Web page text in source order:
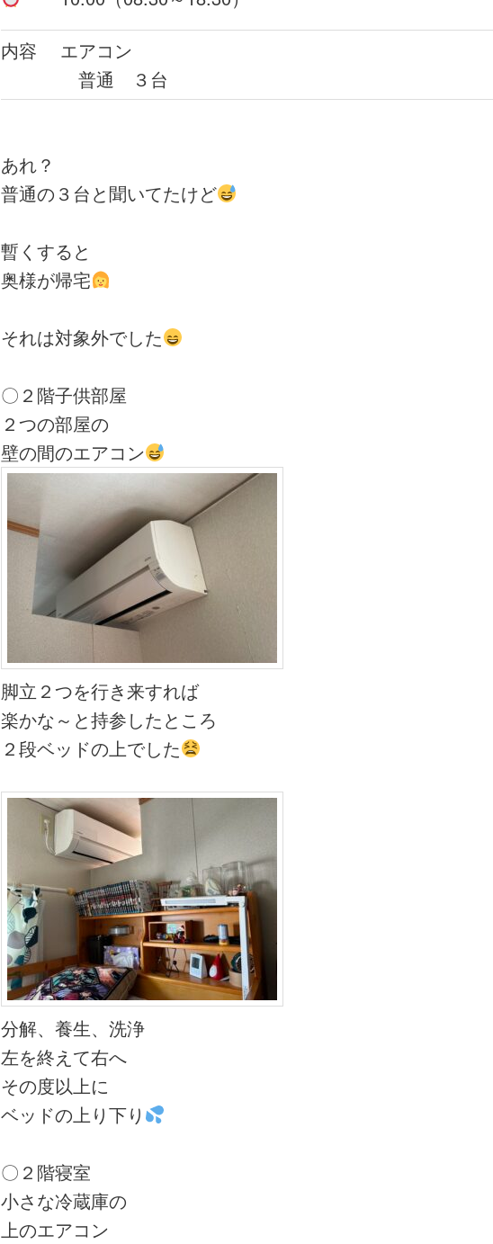
内容
エアコン
普通 ３台
あれ？
普通の３台と聞いてたけど
暫くすると
奥様が帰宅
それは対象外でした
〇２階子供部屋
２つの部屋の
壁の間のエアコン
脚立２つを行き来すれば
楽かな～と持参したところ
２段ベッドの上でした
分解、養生、洗浄
左を終えて右へ
その度以上に
ベッドの上り下り
〇２階寝室
小さな冷蔵庫の
上のエアコン